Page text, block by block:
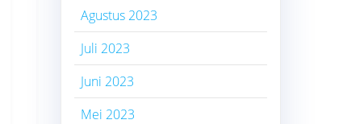
Agustus 2023
Juli 2023
Juni 2023
Mei 2023